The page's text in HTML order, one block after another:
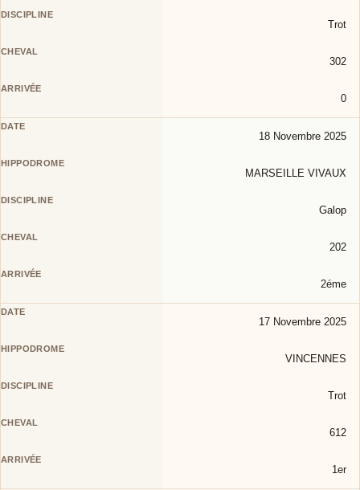
Trot
302
0
18 Novembre 2025
MARSEILLE VIVAUX
Galop
202
2éme
17 Novembre 2025
VINCENNES
Trot
612
1er